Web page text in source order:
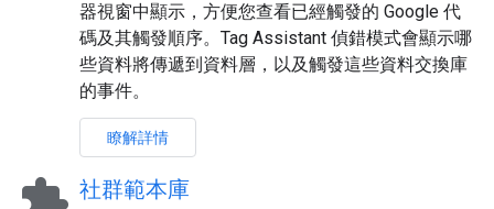
器視窗中顯示，方便您查看已經觸發的 Google 代
碼及其觸發順序。Tag Assistant 偵錯模式會顯示哪
些資料將傳遞到資料層，以及觸發這些資料交換庫
的事件。
瞭解詳情
社群範本庫